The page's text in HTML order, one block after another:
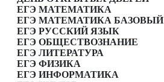
ЕГЭ МАТЕМАТИКА
ЕГЭ МАТЕМАТИКА БАЗОВЫЙ
ЕГЭ РУССКИЙ ЯЗЫК
ЕГЭ ОБЩЕСТВОЗНАНИЕ
ЕГЭ ЛИТЕРАТУРА
ЕГЭ ФИЗИКА
ЕГЭ ИНФОРМАТИКА